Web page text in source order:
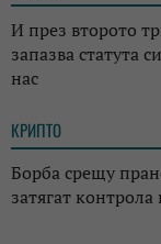
И през второто
запазва статута
нас
КРИПТО
Борба срещу
затягат